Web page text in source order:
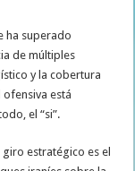
ha superado
de múltiples
y la cobertura
ofensiva está
el “si”.
estratégico es el